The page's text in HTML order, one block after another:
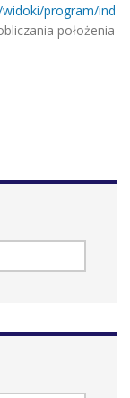
program/ind
położenia